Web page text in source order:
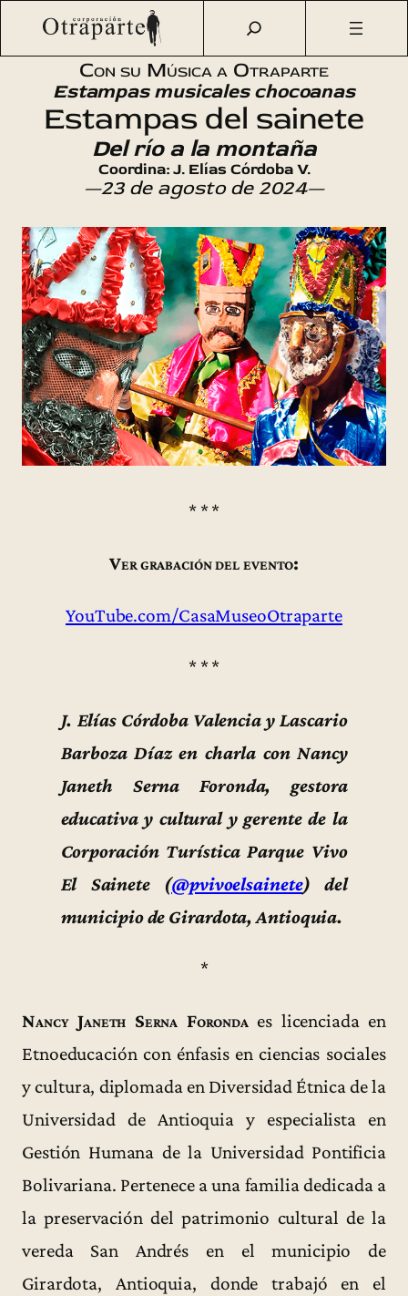
Saltar
Otraparte.org / Agenda Cultural Música
Estampas del
Con su Música a Otraparte
Estampas musicales chocoanas
Estampas del sainete
Del río a la montaña
Coordina: J. Elías Córdoba V.
—23 de agosto de 2024—
* * *
Ver grabación del evento:
YouTube.com/CasaMuseoOtraparte
* * *
J. Elías Córdoba Valencia y Lascario
Barboza Díaz en charla con Nancy
Janeth Serna Foronda, gestora
educativa y cultural y gerente de la
Corporación Turística Parque Vivo
El Sainete (@pvivoelsainete) del
municipio de Girardota, Antioquia.
*
Nancy Janeth Serna Foronda es licenciada en
Etnoeducación con énfasis en ciencias sociales
y cultura, diplomada en Diversidad Étnica de la
Universidad de Antioquia y especialista en
Gestión Humana de la Universidad Pontificia
Bolivariana. Pertenece a una familia dedicada a
la preservación del patrimonio cultural de la
vereda San Andrés en el municipio de
Girardota, Antioquia, donde trabajó en el